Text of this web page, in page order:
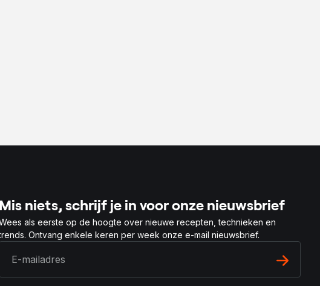
Mis niets, schrijf je in voor onze nieuwsbrief
als eerste op de hoogte over nieuwe recepten, technieken en
Ontvang enkele keren per week onze e-mail nieuwsbrief.